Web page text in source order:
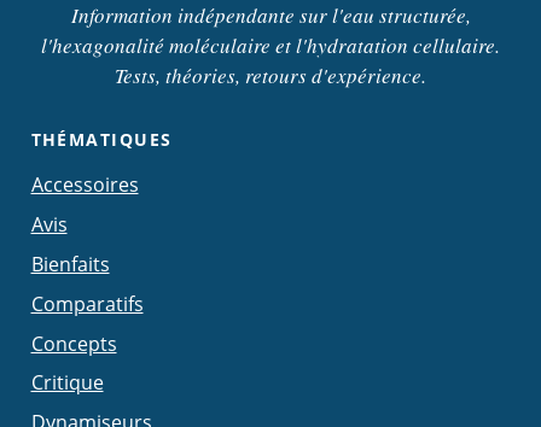
Information indépendante sur l'eau structurée,
l'hexagonalité moléculaire et l'hydratation cellulaire.
Tests, théories, retours d'expérience.
THÉMATIQUES
Accessoires
Avis
Bienfaits
Comparatifs
Concepts
Critique